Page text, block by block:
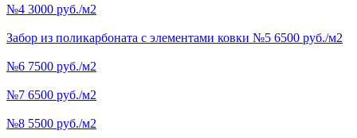
№4 3000 руб./м2
Забор из поликарбоната с элементами ковки №5 6500 руб./м2
№6 7500 руб./м2
№7 6500 руб./м2
№8 5500 руб./м2